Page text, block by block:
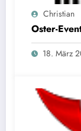
Christian
Oster-
18. März